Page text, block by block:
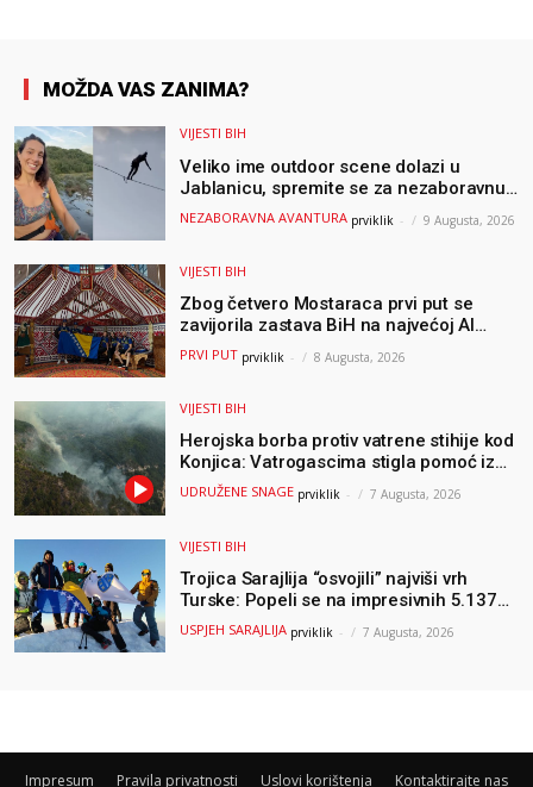
MOŽDA VAS ZANIMA?
VIJESTI BIH
Veliko ime outdoor scene dolazi u
Jablanicu, spremite se za nezaboravnu
avanturu (VIDEO) !
NEZABORAVNA AVANTURA prviklik - 9 Augusta, 2026
VIJESTI BIH
Zbog četvero Mostaraca prvi put se
zavijorila zastava BiH na najvećoj AI
olimpijadi, a sada je njihov mentor
postao član komiteta Međunarodne
PRVI PUT prviklik - 8 Augusta, 2026
VIJESTI BIH
Herojska borba protiv vatrene stihije kod
Konjica: Vatrogascima stigla pomoć iz
Sarajeva, helikopteri i Air Tractori
UDRUŽENE SNAGE prviklik - 7 Augusta, 2026
VIJESTI BIH
Trojica Sarajlija “osvojili” najviši vrh
Turske: Popeli se na impresivnih 5.137
metara
USPJEH SARAJLIJA prviklik - 7 Augusta, 2026
Impresum Pravila privatnosti Uslovi korištenja Kontaktirajte nas